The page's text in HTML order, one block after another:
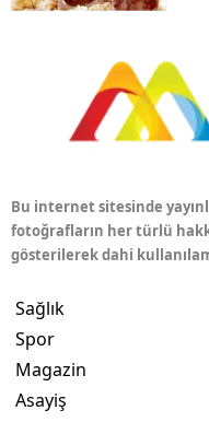
Bu internet sitesinde
fotoğrafların her türlü
gösterilerek dahi
Sağlık
Spor
Magazin
Asayiş